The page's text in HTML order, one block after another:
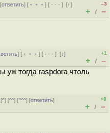
ответить] [ ﹢﹢﹢] [ · · ·][↑]
–3
+ / –
] [ ﹢﹢﹢] [ · · ·][↓]
+1
+ / –
уж тогда raspdora чтоль
^] [^^] [^^^] [ответить]
+8
+ / –